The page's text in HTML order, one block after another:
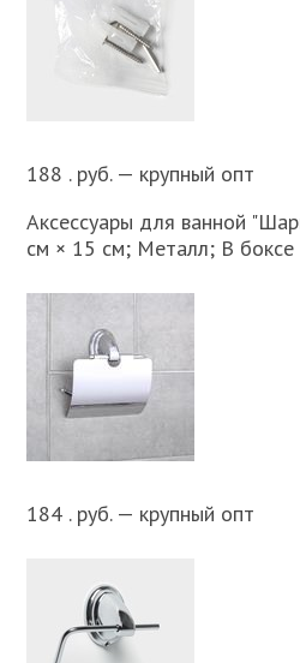
188 . руб. — крупный опт
Аксессуары для ванной
см × 15 см; Металл; В
184 . руб. — крупный опт